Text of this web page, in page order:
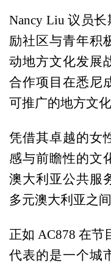
Nancy Liu 议员
励社区与青年积
动地方文化发展
合作项目在悉尼
可推广的地方文
凭借其卓越的女
感与前瞻性的文
澳大利亚公共服
多元澳大利亚之
正如 AC878 在节
代表的是一个城